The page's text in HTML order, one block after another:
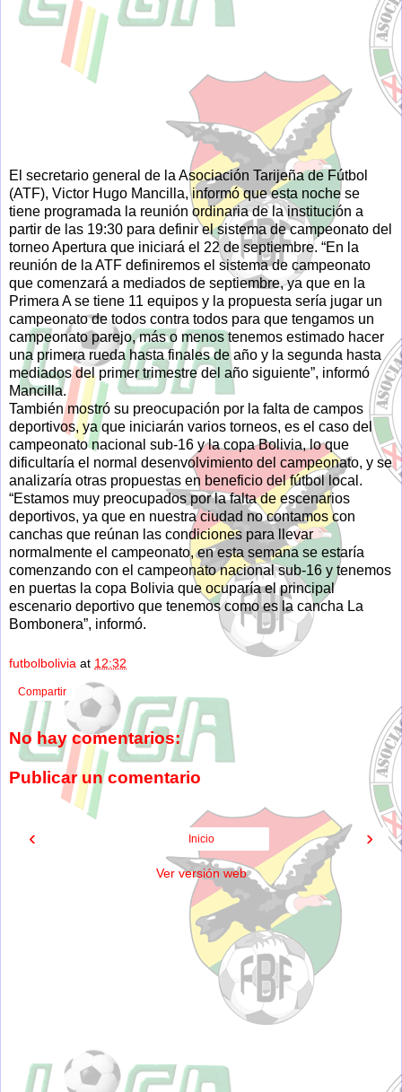
El secretario general de la Asociación Tarijeña de Fútbol
(ATF), Victor Hugo Mancilla, informó que esta noche se
tiene programada la reunión ordinaria de la institución a
partir de las 19:30 para definir el sistema de campeonato del
torneo Apertura que iniciará el 22 de septiembre. “En la
reunión de la ATF definiremos el sistema de campeonato
que comenzará a mediados de septiembre, ya que en la
Primera A se tiene 11 equipos y la propuesta sería jugar un
campeonato de todos contra todos para que tengamos un
campeonato parejo, más o menos tenemos estimado hacer
una primera rueda hasta finales de año y la segunda hasta
mediados del primer trimestre del año siguiente”, informó
Mancilla.
También mostró su preocupación por la falta de campos
deportivos, ya que iniciarán varios torneos, es el caso del
campeonato nacional sub-16 y la copa Bolivia, lo que
dificultaría el normal desenvolvimiento del campeonato, y se
analizaría otras propuestas en beneficio del fútbol local.
“Estamos muy preocupados por la falta de escenarios
deportivos, ya que en nuestra ciudad no contamos con
canchas que reúnan las condiciones para llevar
normalmente el campeonato, en esta semana se estaría
comenzando con el campeonato nacional sub-16 y tenemos
en puertas la copa Bolivia que ocuparía el principal
escenario deportivo que tenemos como es la cancha La
Bombonera”, informó.
futbolbolivia at 12:32
Compartir
No hay comentarios:
Publicar un comentario
‹ ›
Inicio
Ver versión web